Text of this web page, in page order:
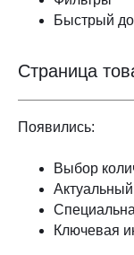
Быстрый
Страница
Появились:
Выбор
Актуальный
Ключевая